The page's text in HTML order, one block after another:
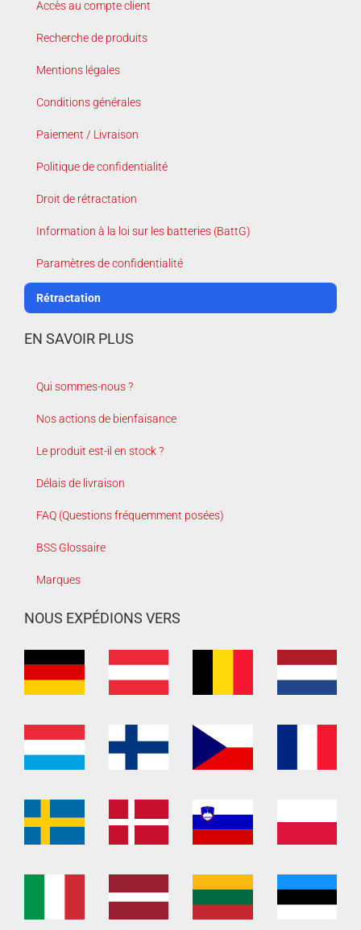
Accès au compte client
Recherche de produits
Mentions légales
Conditions générales
Paiement / Livraison
Politique de confidentialité
Droit de rétractation
Information à la loi sur les batteries (BattG)
Paramètres de confidentialité
Rétractation
EN SAVOIR PLUS
Qui sommes-nous ?
Nos actions de bienfaisance
Le produit est-il en stock ?
Délais de livraison
FAQ (Questions fréquemment posées)
BSS Glossaire
Marques
NOUS EXPÉDIONS VERS